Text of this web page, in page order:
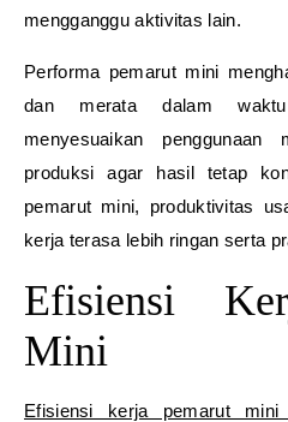
mengganggu aktivitas lain.
Performa pemarut mini
dan merata dalam
menyesuaikan penggunaan
produksi agar hasil tetap
pemarut mini, produktivitas
kerja terasa lebih ringan serta
Efisiensi
Mini
Efisiensi kerja pemarut mini